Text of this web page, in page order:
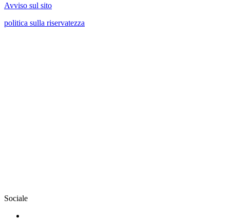
Avviso sul sito
politica sulla riservatezza
Sociale